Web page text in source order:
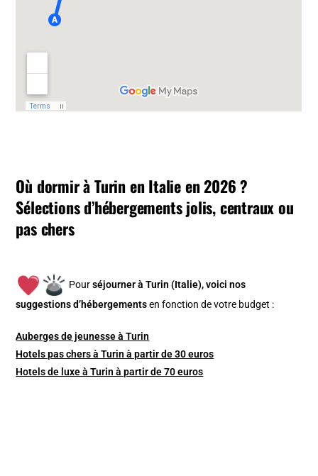
Où dormir à Turin en Italie en 2026 ?
Sélections d’hébergements jolis, centraux ou
pas chers
Pourséjourner à Turin (Italie), voici nos
suggestions d’hébergements en fonction de votre budget :
Auberges de jeunesse à Turin
Hotels pas chers à Turin à partir de 30 euros
Hotels de luxe à Turin à partir de 70 euros